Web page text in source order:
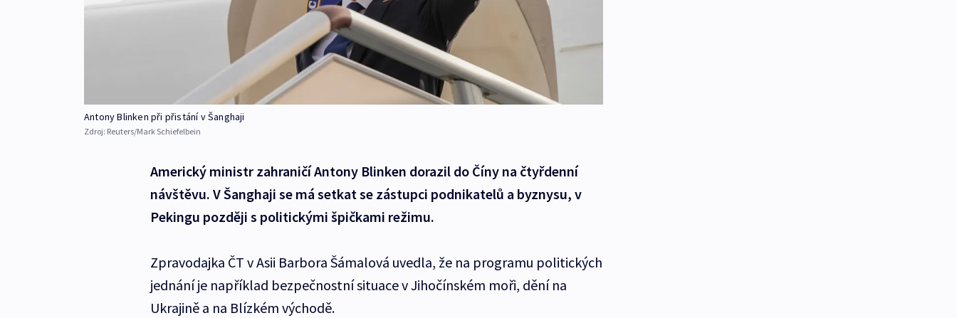
Antony Blinken při přistání v Šanghaji
Zdroj: Reuters/Mark Schiefelbein
Americký ministr zahraničí Antony Blinken dorazil do Číny na čtyřdenní
návštěvu. V Šanghaji se má setkat se zástupci podnikatelů a byznysu, v
Pekingu později s politickými špičkami režimu.
Zpravodajka ČT v Asii Barbora Šámalová uvedla, že na programu politických
jednání je například bezpečnostní situace v Jihočínském moři, dění na
Ukrajině a na Blízkém východě.